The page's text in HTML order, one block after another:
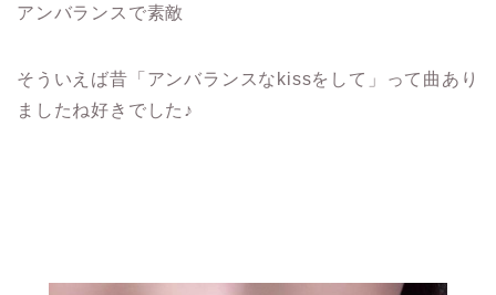
アンバランスで素敵
そういえば昔「アンバランスなkissをして」って曲あり
ましたね好きでした♪